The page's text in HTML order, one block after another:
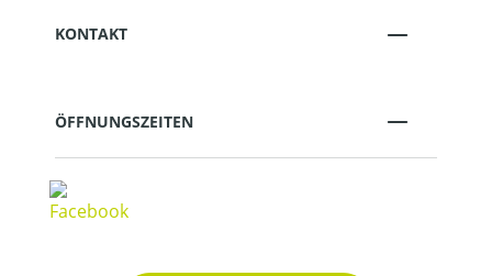
KONTAKT
ÖFFNUNGSZEITEN